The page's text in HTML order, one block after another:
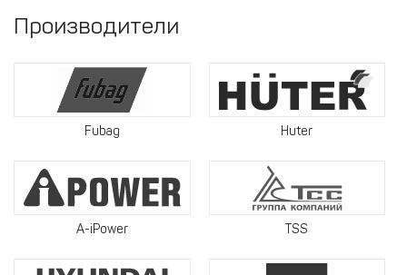
Производители
Fubag Huter
A-iPower TSS